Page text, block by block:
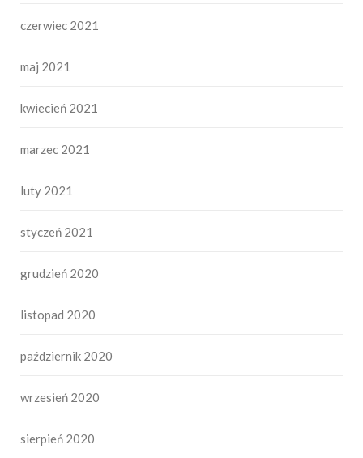
czerwiec 2021
maj 2021
kwiecień 2021
marzec 2021
luty 2021
styczeń 2021
grudzień 2020
listopad 2020
październik 2020
wrzesień 2020
sierpień 2020